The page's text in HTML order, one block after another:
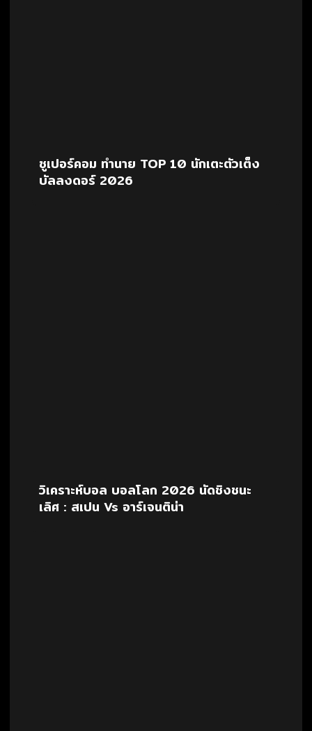
ซูเปอร์คอม ทำนาย TOP 10 นักเตะตัวเต็ง
บัลลงดอร์ 2026
วิเคราะห์บอล บอลโลก 2026 นัดชิงชนะ
เลิศ : สเปน Vs อาร์เจนติน่า